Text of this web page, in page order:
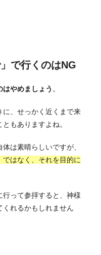
で行くのはNG
はやめましょう 。
に、せっかく近くまで来
もありますよね。
は素晴らしいですが、
はなく、それを目的に
って参拝すると、神様
くれるかもしれません